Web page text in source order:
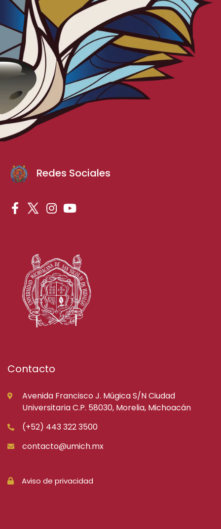
Redes Sociales
Contacto
Avenida Francisco J. Múgica S/N Ciudad
Universitaria C.P. 58030, Morelia, Michoacán
(+52) 443 322 3500
contacto@umich.mx
Aviso de privacidad